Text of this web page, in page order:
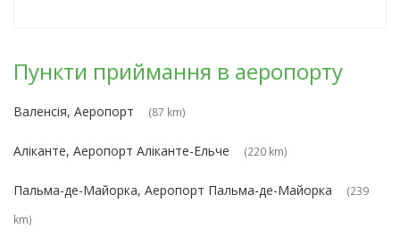
Пункти приймання в аеропорту
Валенсія, Аеропорт (87 km)
Аліканте, Аеропорт Аліканте-Ельче (220 km)
Пальма-де-Майорка, Аеропорт Пальма-де-Майорка
(239
km)